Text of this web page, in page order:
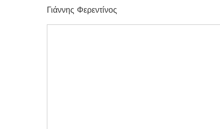
Γιάννης Φερεντίνος